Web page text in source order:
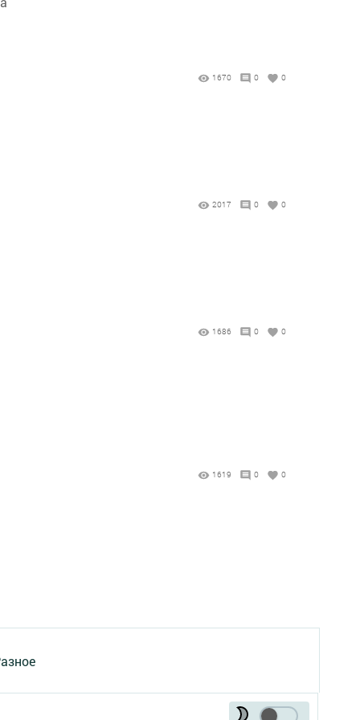
1670 0 0
2017 0 0
1686 0 0
1619 0 0